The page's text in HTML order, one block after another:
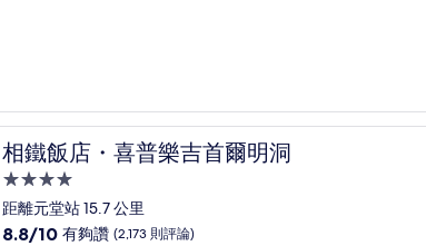
棒
了，
(1,198
則
評
論)
相鐵飯店・喜普樂吉首爾明洞
相鐵飯店・喜普樂吉首爾明洞
4.0
星
級
距離元堂站 15.7 公里
8.8
8.8/10 有夠讚 (2,173 則評論)